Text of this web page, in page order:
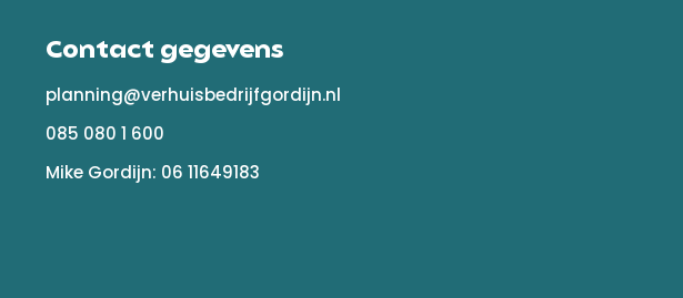
Contact gegevens
planning@verhuisbedrijfgordijn.nl
085 080 1 600
Mike Gordijn: 06 11649183